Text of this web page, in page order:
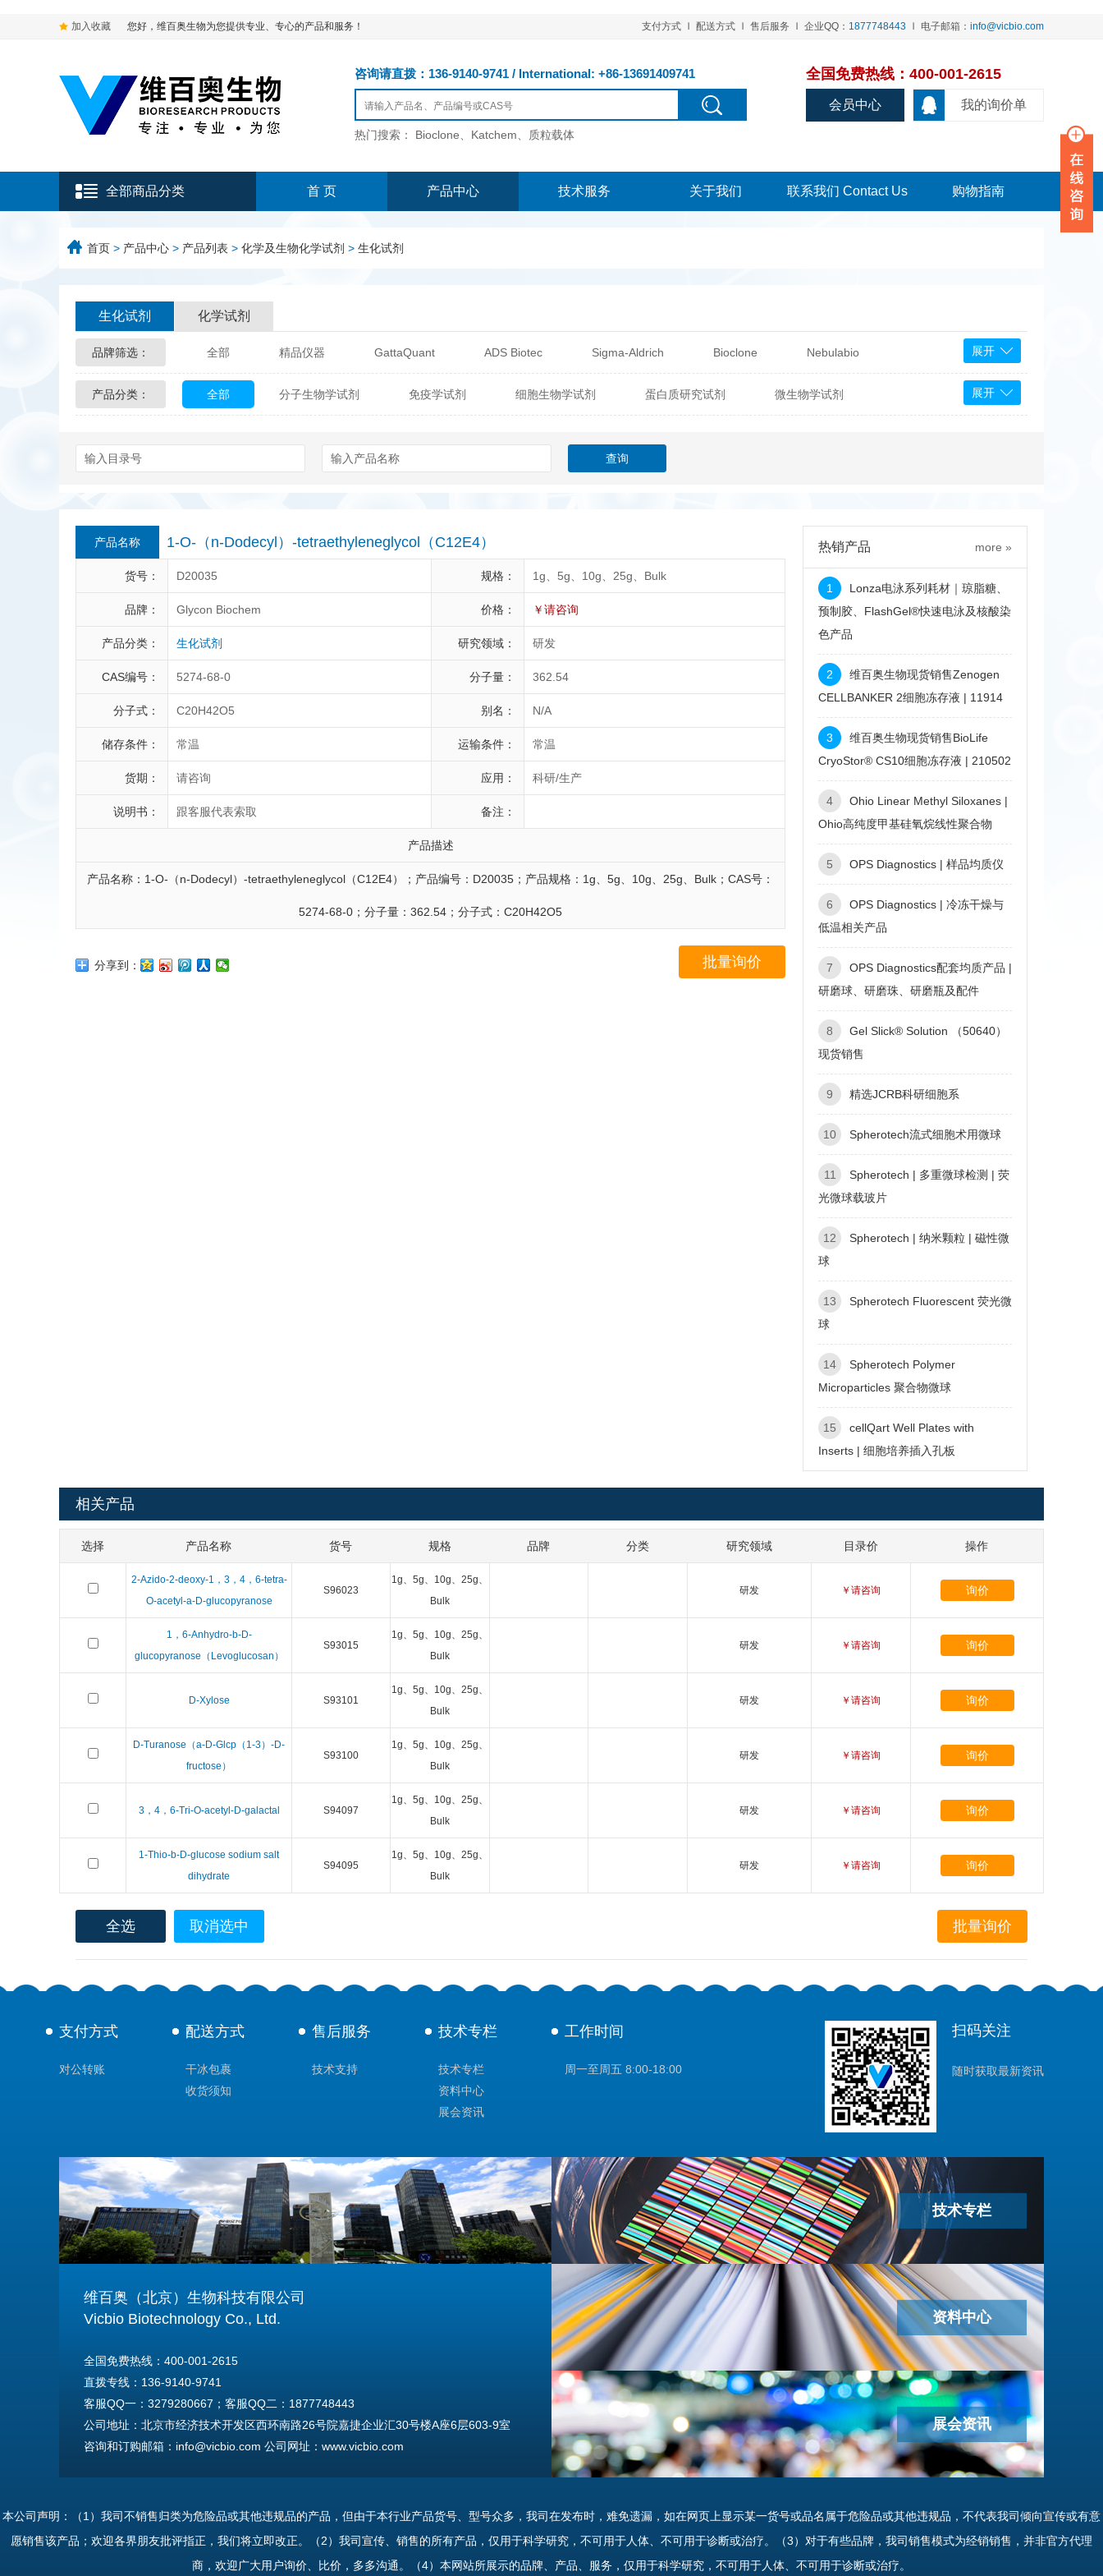
加入收藏 您好，维百奥生物为您提供专业、专心的产品和服务！ 支付方式 配送方式 售后服务 企业QQ： 1877748443 电子邮箱： info@vicbio.com
咨询请直拨：136-9140-9741 / International: +86-13691409741
热门搜索： Bioclone、Katchem、质粒载体
全国免费热线：400-001-2615
我的询价单
会员中心
全部商品分类 首 页 产品中心 技术服务 关于我们 联系我们 Contact Us 购物指南
首页 > 产品中心 > 产品列表 > 化学及生物化学试剂 > 生化试剂
生化试剂 化学试剂
品牌筛选： 全部 精品仪器 GattaQuant ADS Biotec Sigma-Aldrich Bioclone Nebulabio
Glycon Biochem Sterlitech 热销产品 辰辉创聚生物® (Nebulabio) BPS Bioscience
Mediagnost
Cytodiagnostics Katchem
Berry & Associates Hybrid Plastics Milenia Biotec Sunrise Science
LGC Maine Standards Pall 康为世纪
Abbexa AbD Serotec Abnova Active Motif
展开
产品分类： 全部 分子生物学试剂 免疫学试剂 细胞生物学试剂 蛋白质研究试剂 微生物学试剂 展开
产品名称 1-O-（n-Dodecyl）-tetraethyleneglycol（C12E4）
货号： D20035 规格： 1g、5g、10g、25g、Bulk
品牌： Glycon Biochem 价格： ￥请咨询
产品分类： 生化试剂 研究领域： 研发
CAS编号： 5274-68-0 分子量： 362.54
分子式： C20H42O5 别名： N/A
储存条件： 常温 运输条件： 常温
货期： 请咨询 应用： 科研/生产
说明书： 跟客服代表索取 备注：
产品描述
产品名称：1-O-（n-Dodecyl）-tetraethyleneglycol（C12E4）；产品编号：D20035；产品规格：1g、5g、10g、25g、Bulk；CAS号：
5274-68-0；分子量：362.54；分子式：C20H42O5
分享到： 批量询价
热销产品 more »
1
Lonza电泳系列耗材｜琼脂糖、
预制胶、FlashGel®快速电泳及核酸染
色产品
2
维百奥生物现货销售Zenogen
CELLBANKER 2细胞冻存液 | 11914
3
维百奥生物现货销售BioLife
CryoStor® CS10细胞冻存液 | 210502
4
Ohio Linear Methyl Siloxanes |
Ohio高纯度甲基硅氧烷线性聚合物
5 OPS Diagnostics | 样品均质仪
6
OPS Diagnostics | 冷冻干燥与
低温相关产品
7
OPS Diagnostics配套均质产品 |
研磨球、研磨珠、研磨瓶及配件
8
Gel Slick® Solution （50640）
现货销售
9 精选JCRB科研细胞系
10 Spherotech流式细胞术用微球
11
Spherotech | 多重微球检测 | 荧
光微球载玻片
12
Spherotech | 纳米颗粒 | 磁性微
球
13
Spherotech Fluorescent 荧光微
球
14
Spherotech Polymer
Microparticles 聚合物微球
15
cellQart Well Plates with
Inserts | 细胞培养插入孔板
相关产品
选择 产品名称 货号 规格 品牌 分类 研究领域 目录价 操作
2-Azido-2-deoxy-1，3，4，6-tetra-
O-acetyl-a-D-glucopyranose
S96023
1g、5g、10g、25g、
Bulk
研发 ￥请咨询 询价
1，6-Anhydro-b-D-
glucopyranose（Levoglucosan）
S93015
1g、5g、10g、25g、
Bulk
研发 ￥请咨询 询价
D-Xylose S93101
1g、5g、10g、25g、
Bulk
研发 ￥请咨询 询价
D-Turanose（a-D-Glcp（1-3）-D-
fructose）
S93100
1g、5g、10g、25g、
Bulk
研发 ￥请咨询 询价
3，4，6-Tri-O-acetyl-D-galactal S94097
1g、5g、10g、25g、
Bulk
研发 ￥请咨询 询价
1-Thio-b-D-glucose sodium salt
dihydrate
S94095
1g、5g、10g、25g、
Bulk
研发 ￥请咨询 询价
全选 取消选中
支付方式
对公转账
配送方式
干冰包裹
收货须知
售后服务
技术支持
技术专栏
技术专栏
资料中心
展会资讯
工作时间
周一至周五 8:00-18:00
扫码关注
随时获取最新资讯
维百奥（北京）生物科技有限公司
Vicbio Biotechnology Co., Ltd.
全国免费热线：400-001-2615
直拨专线：136-9140-9741
客服QQ一：3279280667；客服QQ二：1877748443
公司地址：北京市经济技术开发区西环南路26号院嘉捷企业汇30号楼A座6层603-9室
咨询和订购邮箱：info@vicbio.com 公司网址：www.vicbio.com
Tel: +86-13691409741
技术专栏
资料中心
展会资讯
本公司声明：（1）我司不销售归类为危险品或其他违规品的产品，但由于本行业产品货号、型号众多，我司在发布时，难免遗漏，如在网页上显示某一货号或品名属于危险品或其他违规品，不代表我司倾向宣传或有意
愿销售该产品；欢迎各界朋友批评指正，我们将立即改正。（2）我司宣传、销售的所有产品，仅用于科学研究，不可用于人体、不可用于诊断或治疗。（3）对于有些品牌，我司销售模式为经销销售，并非官方代理
商，欢迎广大用户询价、比价，多多沟通。（4）本网站所展示的品牌、产品、服务，仅用于科学研究，不可用于人体、不可用于诊断或治疗。